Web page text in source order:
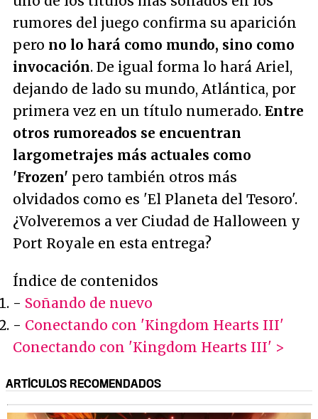
rumores del juego confirma su aparición
pero no lo hará como mundo, sino como
invocación. De igual forma lo hará Ariel,
dejando de lado su mundo, Atlántica, por
primera vez en un título numerado. Entre
otros rumoreados se encuentran
largometrajes más actuales como
'Frozen' pero también otros más
olvidados como es 'El Planeta del Tesoro'.
¿Volveremos a ver Ciudad de Halloween y
Port Royale en esta entrega?
Índice de contenidos
- Soñando de nuevo
- Conectando con 'Kingdom Hearts III'
Conectando con 'Kingdom Hearts III' >
ARTÍCULOS RECOMENDADOS